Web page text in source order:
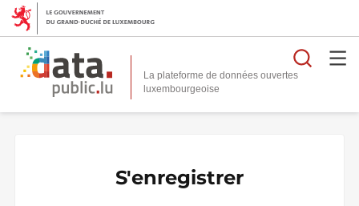
La plateforme de données ouvertes
S'enregistrer